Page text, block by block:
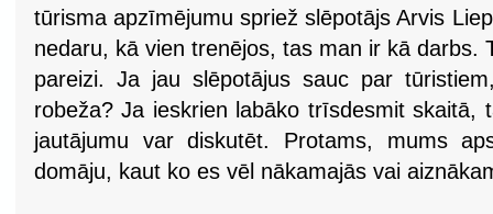
tūrisma apzīmējumu spriež slēpotājs Arvis
nedaru, kā vien trenējos, tas man ir kā darbs.
pareizi. Ja jau slēpotājus sauc par
robeža? Ja ieskrien labāko trīsdesmit skaitā,
jautājumu var diskutēt. Protams, mums
domāju, kaut ko es vēl nākamajās vai